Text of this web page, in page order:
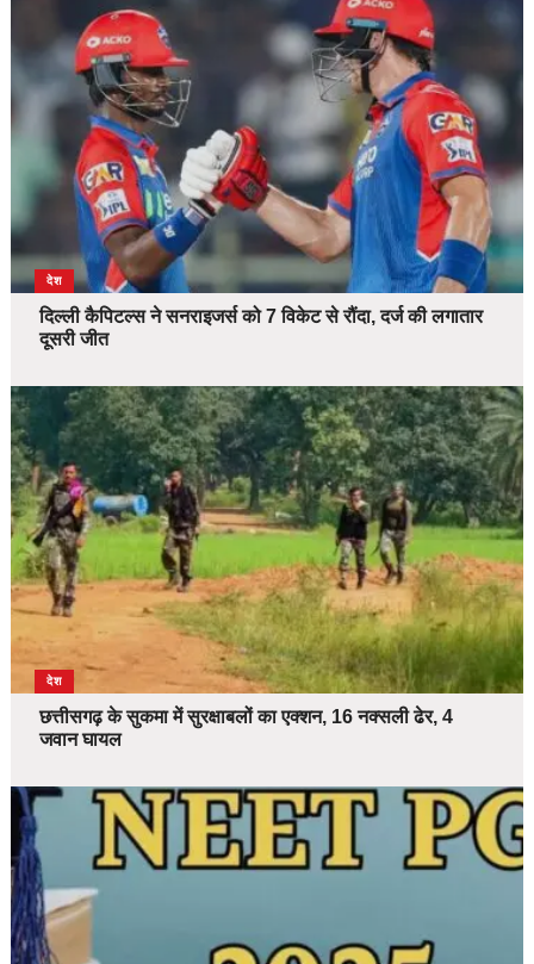
देश
दिल्ली कैपिटल्स ने सनराइजर्स को 7 विकेट से रौंदा, दर्ज की लगातार
दूसरी जीत
देश
छत्तीसगढ़ के सुकमा में सुरक्षाबलों का एक्शन, 16 नक्सली ढेर, 4
जवान घायल